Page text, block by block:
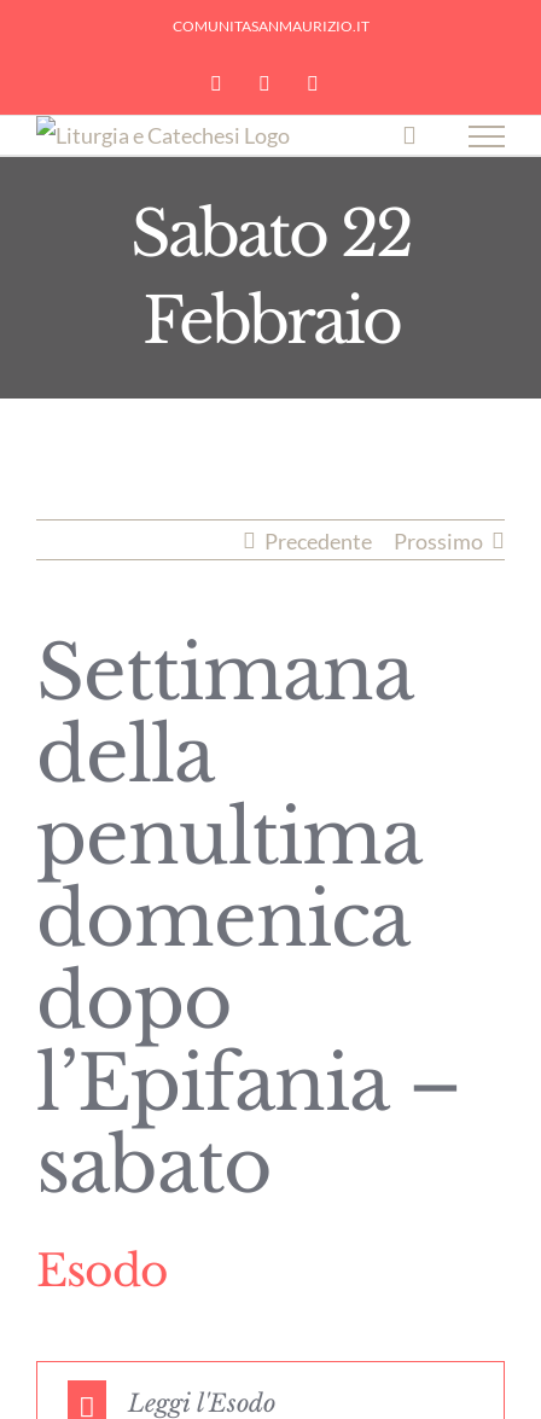
COMUNITASANMAURIZIO.IT
YouTubeFacebook
Sabato 22
Febbraio
Precedente Prossimo
Settimana
della
penultima
domenica
dopo
l’Epifania –
sabato
Esodo
Leggi l'Esodo